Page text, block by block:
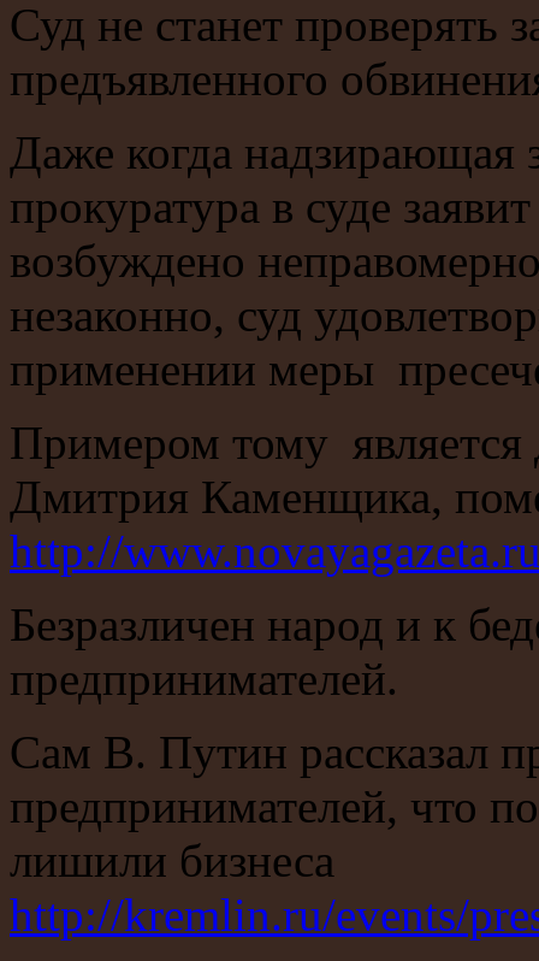
Суд не станет проверять
предъявленного
Даже когда надзирающая
прокуратура в суде
возбуждено
незаконно, суд
применении меры
Примером тому является
Дмитрия Каменщика,
http://
Безразличен народ и к
предпринимателей.
Сам В. Путин рассказал
предпринимателей, что
лишили бизнеса
http://kremlin.ru/events/